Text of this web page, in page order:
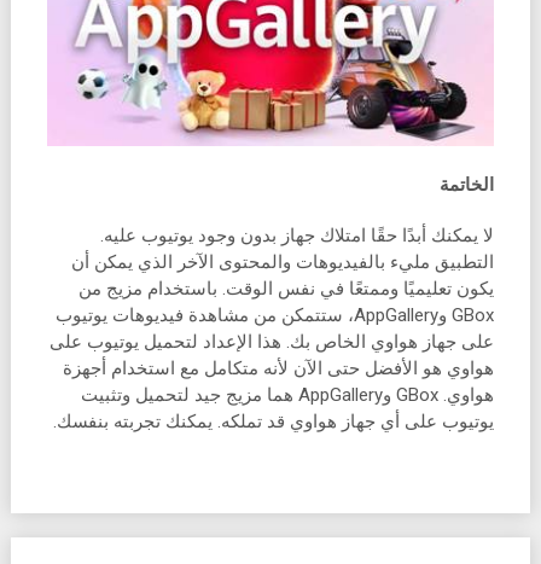
الخاتمة
لا يمكنك أبدًا حقًا امتلاك جهاز بدون وجود يوتيوب عليه.
التطبيق مليء بالفيديوهات والمحتوى الآخر الذي يمكن أن
يكون تعليميًا وممتعًا في نفس الوقت. باستخدام مزيج من
GBox وAppGallery، ستتمكن من مشاهدة فيديوهات يوتيوب
على جهاز هواوي الخاص بك. هذا الإعداد لتحميل يوتيوب على
هواوي هو الأفضل حتى الآن لأنه متكامل مع استخدام أجهزة
هواوي. GBox وAppGallery هما مزيج جيد لتحميل وتثبيت
يوتيوب على أي جهاز هواوي قد تملكه. يمكنك تجربته بنفسك.